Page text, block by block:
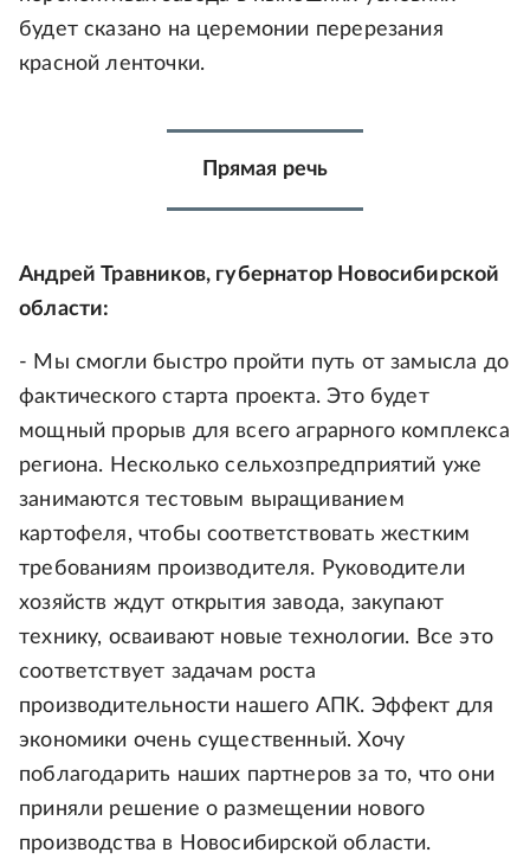
будет сказано на церемонии перерезания
красной ленточки.
Прямая речь
Андрей Травников, губернатор Новосибирской
области:
- Мы смогли быстро пройти путь от замысла до
фактического старта проекта. Это будет
мощный прорыв для всего аграрного комплекса
региона. Несколько сельхозпредприятий уже
занимаются тестовым выращиванием
картофеля, чтобы соответствовать жестким
требованиям производителя. Руководители
хозяйств ждут открытия завода, закупают
технику, осваивают новые технологии. Все это
соответствует задачам роста
производительности нашего АПК. Эффект для
экономики очень существенный. Хочу
поблагодарить наших партнеров за то, что они
приняли решение о размещении нового
производства в Новосибирской области.